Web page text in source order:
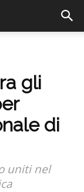
gli
di
uniti nel